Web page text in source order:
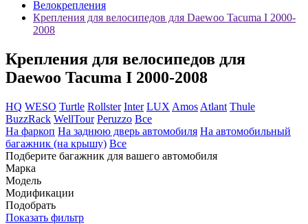
Велокрепления
Крепления для велосипедов для Daewoo Tacuma I 2000-
2008
Крепления для велосипедов для
Daewoo Tacuma I 2000-2008
HQ WESO Turtle Rollster Inter LUX Amos Atlant Thule
BuzzRack WellTour Peruzzo Все
На фаркоп На заднюю дверь автомобиля На автомобильный
багажник (на крышу) Все
Подберите багажник для вашего автомобиля
Марка
Модель
Модификации
Подобрать
Показать фильтр